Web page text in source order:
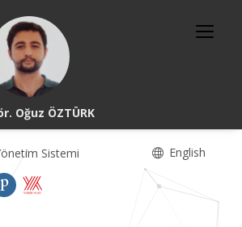
Oğuz ÖZTÜRK
Sistemi English